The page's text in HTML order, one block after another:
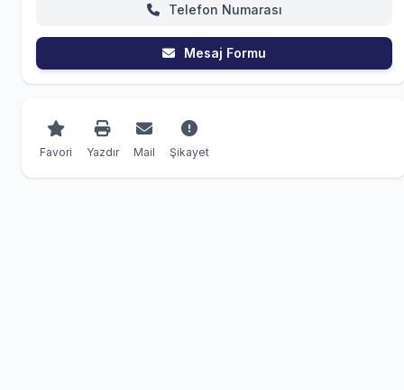
Telefon Numarası
Mesaj Formu
Favori Yazdır Mail Şikayet